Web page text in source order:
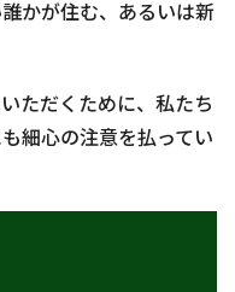
かが住む、あるいは新
ただくために、私たち
細心の注意を払ってい